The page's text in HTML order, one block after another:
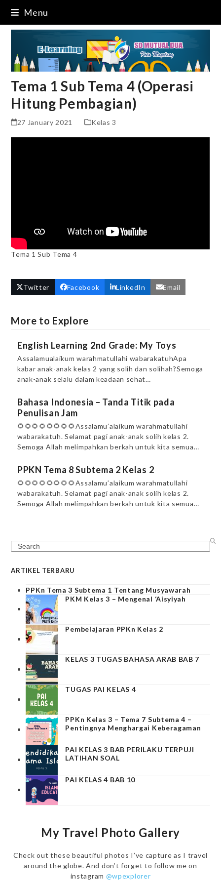
content
Menu
Tema 1 Sub Tema 4 (Operasi
Hitung Pembagian)
27 January 2021 Kelas 3
Tema 1 Sub Tema 4
Twitter Facebook LinkedIn Email
More to Explore
English Learning 2nd Grade: My Toys
Assalamualaikum warahmatullahi wabarakatuhApa
kabar anak-anak kelas 2 yang solih dan solihah?Semoga
anak-anak selalu dalam keadaan sehat…
Bahasa Indonesia – Tanda Titik pada
Penulisan Jam
🌻🌻🌻🌻🌻🌻🌻🌻Assalamu’alaikum warahmatullahi
wabarakatuh. Selamat pagi anak-anak solih kelas 2.
Semoga Allah melimpahkan berkah untuk kita semua…
PPKN Tema 8 Subtema 2 Kelas 2
🌻🌻🌻🌻🌻🌻🌻🌻Assalamu’alaikum warahmatullahi
wabarakatuh. Selamat pagi anak-anak solih kelas 2.
Semoga Allah melimpahkan berkah untuk kita semua…
Search
ARTIKEL TERBARU
PPKn Tema 3 Subtema 1 Tentang Musyawarah
PKM Kelas 3 – Mengenal ‘Aisyiyah
Pembelajaran PPKn Kelas 2
KELAS 3 TUGAS BAHASA ARAB BAB 7
TUGAS PAI KELAS 4
PPKn Kelas 3 – Tema 7 Subtema 4 –
Pentingnya Menghargai Keberagaman
PAI KELAS 3 BAB PERILAKU TERPUJI
LATIHAN SOAL
PAI KELAS 4 BAB 10
My Travel Photo Gallery
Check out these beautiful photos I’ve capture as I travel
around the globe. And don’t forget to follow me on
instagram @wpexplorer